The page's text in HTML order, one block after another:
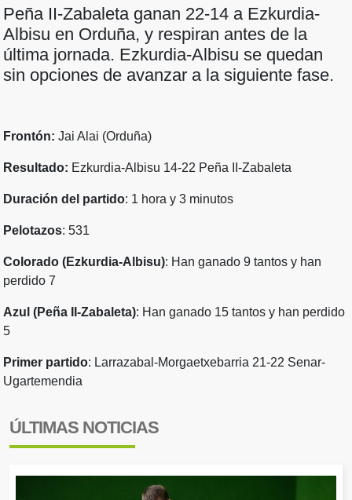
Peña II-Zabaleta ganan 22-14 a Ezkurdia-
Albisu en Orduña, y respiran antes de la
última jornada. Ezkurdia-Albisu se quedan
sin opciones de avanzar a la siguiente fase.
Frontón: Jai Alai (Orduña)
Resultado: Ezkurdia-Albisu 14-22 Peña II-Zabaleta
Duración del partido: 1 hora y 3 minutos
Pelotazos: 531
Colorado (Ezkurdia-Albisu): Han ganado 9 tantos y han
perdido 7
Azul (Peña II-Zabaleta): Han ganado 15 tantos y han perdido
5
Primer partido: Larrazabal-Morgaetxebarria 21-22 Senar-
Ugartemendia
ÚLTIMAS NOTICIAS